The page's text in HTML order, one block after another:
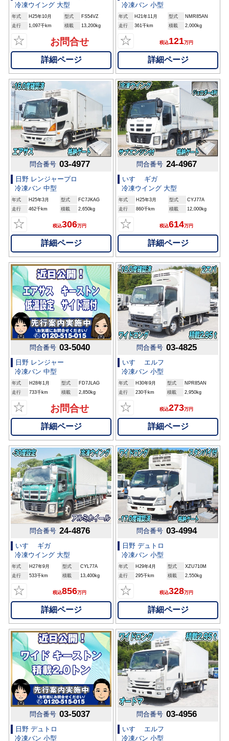
冷凍ウイング 大型
年式 H25年10月 型式
FS54VZ
走行
1,097千km 積載 13,200kg
☆ お問合せ
詳細ページ
冷凍バン 小型
年式 H21年11月 型式
NMR85AN
走行
361千km 積載 2,000kg
☆ 税込121万円
詳細ページ
問合番号 03-4977
日野 レンジャープロ
冷凍バン 中型
年式 H25年3月 型式
FC7JKAG
走行
462千km 積載 2,650kg
☆ 税込306万円
詳細ページ
問合番号 24-4967
いすゞ ギガ
冷凍ウイング 大型
年式 H25年3月 型式
CYJ77A
走行
860千km 積載 12,000kg
☆ 税込614万円
詳細ページ
問合番号 03-5040
日野 レンジャー
冷凍バン 中型
年式 H28年1月 型式
FD7JLAG
走行
733千km 積載 2,850kg
☆ お問合せ
詳細ページ
問合番号 03-4825
いすゞ エルフ
冷凍バン 小型
年式 H30年9月 型式
NPR85AN
走行
230千km 積載 2,950kg
☆ 税込273万円
詳細ページ
問合番号 24-4876
いすゞ ギガ
冷凍ウイング 大型
年式 H27年9月 型式
CYL77A
走行
533千km 積載 13,400kg
☆ 税込856万円
詳細ページ
問合番号 03-4994
日野 デュトロ
冷凍バン 小型
年式 H29年4月 型式
XZU710M
走行
295千km 積載 2,550kg
☆ 税込328万円
詳細ページ
問合番号 03-5037
日野 デュトロ
冷凍バン 小型
問合番号 03-4956
いすゞ エルフ
冷凍バン 小型